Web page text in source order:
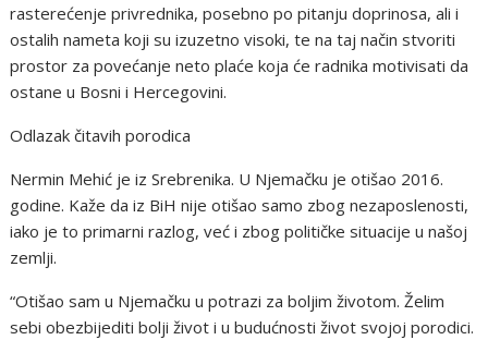
rasterećenje privrednika, posebno po pitanju doprinosa, ali i
ostalih nameta koji su izuzetno visoki, te na taj način stvoriti
prostor za povećanje neto plaće koja će radnika motivisati da
ostane u Bosni i Hercegovini.
Odlazak čitavih porodica
Nermin Mehić je iz Srebrenika. U Njemačku je otišao 2016.
godine. Kaže da iz BiH nije otišao samo zbog nezaposlenosti,
iako je to primarni razlog, već i zbog političke situacije u našoj
zemlji.
“Otišao sam u Njemačku u potrazi za boljim životom. Želim
sebi obezbijediti bolji život i u budućnosti život svojoj porodici.